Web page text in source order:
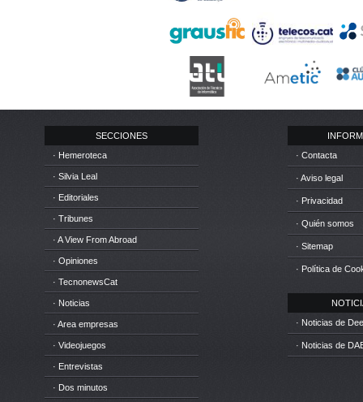
SECCIONES
· Hemeroteca
· Silvia Leal
· Editoriales
· Tribunes
· A View From Abroad
· Opiniones
· TecnonewsCat
· Noticias
· Area empresas
· Videojuegos
· Entrevistas
· Dos minutos
· Contacta
· Aviso legal
· Privacidad
· Quién somos
· Sitemap
· Política de
· Noticias de
· Noticias de